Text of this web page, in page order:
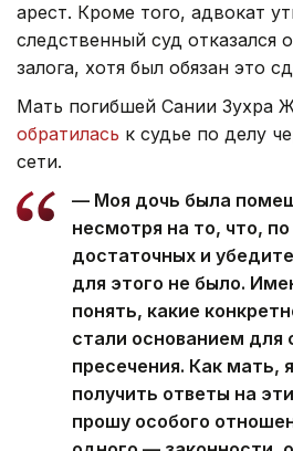
арест. Кроме того, адвокат
следственный суд отказался
залога, хотя был обязан это
Мать погибшей Сании Зухра
обратилась к судье по делу
сети.
— Моя дочь была
несмотря на то, что,
достаточных и
для этого не было.
понять, какие
стали основанием для
пресечения. Как мать,
получить ответы на
прошу особого